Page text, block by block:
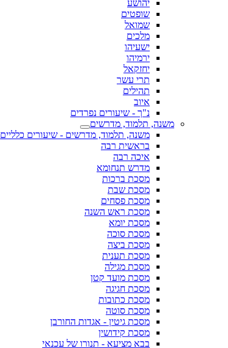
יהושע
שופטים
שמואל
מלכים
ישעיהו
ירמיהו
יחזקאל
תרי עשר
תהילים
איוב
נ"ך - שיעורים נפרדים
משנה, תלמוד, מדרשים
משנה, תלמוד, מדרשים - שיעורים כלליים
בראשית רבה
איכה רבה
מדרש תנחומא
מסכת ברכות
מסכת שבת
מסכת פסחים
מסכת ראש השנה
מסכת יומא
מסכת סוכה
מסכת ביצה
מסכת תענית
מסכת מגילה
מסכת מועד קטן
מסכת חגיגה
מסכת כתובות
מסכת סוטה
מסכת גיטין - אגדות החורבן
מסכת קידושין
בבא מציעא - תנורו של עכנאי